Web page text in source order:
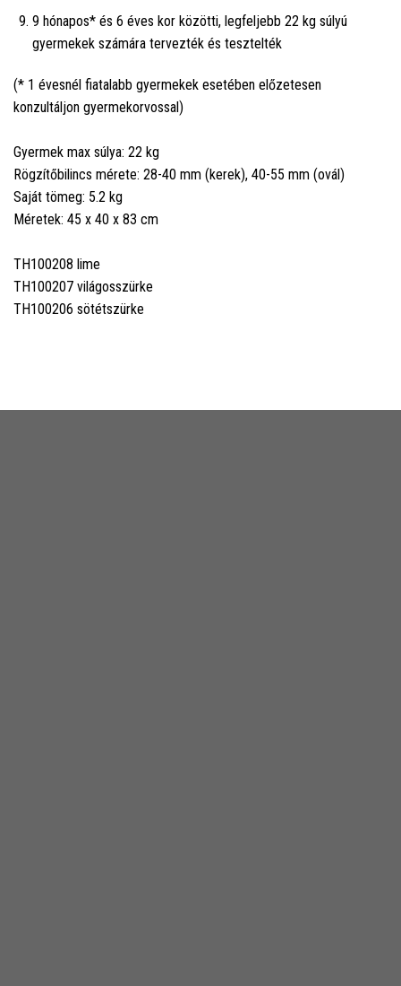
9 hónapos* és 6 éves kor közötti, legfeljebb 22 kg súlyú
gyermekek számára tervezték és tesztelték
(* 1 évesnél fiatalabb gyermekek esetében előzetesen
konzultáljon gyermekorvossal)
Gyermek max súlya: 22 kg
Rögzítőbilincs mérete: 28-40 mm (kerek), 40-55 mm (ovál)
Saját tömeg: 5.2 kg
Méretek: 45 x 40 x 83 cm
TH100208 lime
TH100207 világosszürke
TH100206 sötétszürke